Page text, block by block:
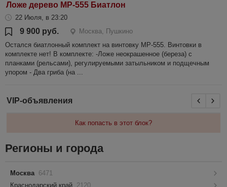
Ложе дерево МР-555 Биатлон
22 Июля, в 23:20
9 900 руб.
Москва, Пушкино
Остался биатлонный комплект на винтовку МР-555. Винтовки в
комплекте нет! В комплекте: -Ложе неокрашенное (береза) с
планками (рельсами), регулируемыми затыльником и подщечным
упором - Два гриба (на ...
VIP-объявления
Как попасть в этот блок?
Регионы и города
Москва 6471
Краснодарский край 2120